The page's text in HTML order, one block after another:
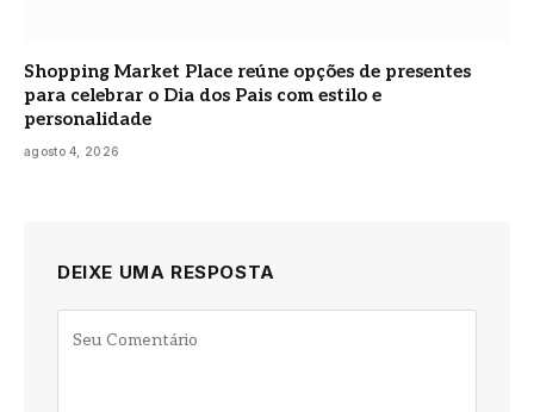
Shopping Market Place reúne opções de presentes
para celebrar o Dia dos Pais com estilo e
personalidade
agosto 4, 2026
DEIXE UMA RESPOSTA